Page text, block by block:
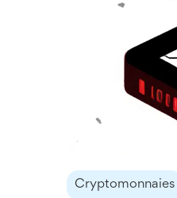
Cryptomonnaies